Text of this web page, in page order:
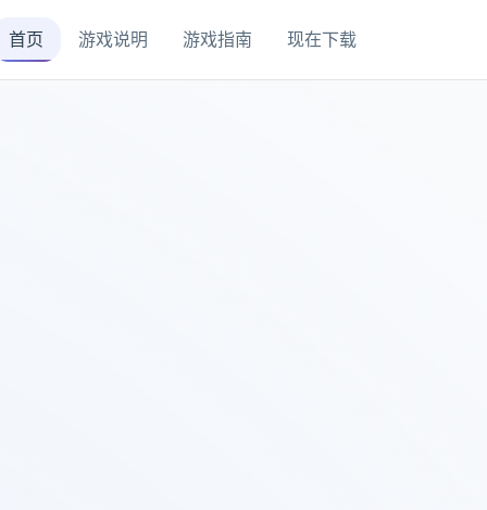
首页 游戏说明 游戏指南 现在下载